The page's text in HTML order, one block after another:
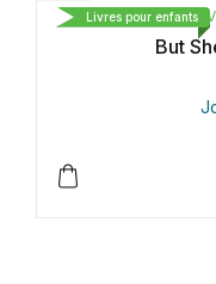
PLUS EDITION
My Best Friend